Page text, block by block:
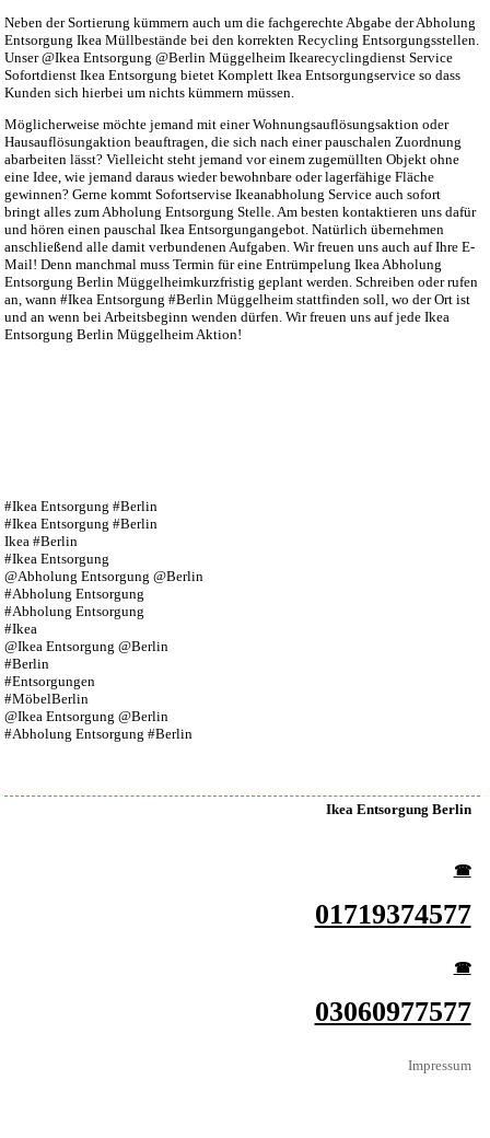
Neben der Sortierung kümmern auch um die fachgerechte Abgabe der Abholung
Entsorgung Ikea Müllbestände bei den korrekten Recycling Entsorgungsstellen.
Unser @Ikea Entsorgung @Berlin Müggelheim Ikearecyclingdienst Service
Sofortdienst Ikea Entsorgung bietet Komplett Ikea Entsorgungservice so dass
Kunden sich hierbei um nichts kümmern müssen.
Möglicherweise möchte jemand mit einer Wohnungsauflösungsaktion oder
Hausauflösungaktion beauftragen, die sich nach einer pauschalen Zuordnung
abarbeiten lässt? Vielleicht steht jemand vor einem zugemüllten Objekt ohne
eine Idee, wie jemand daraus wieder bewohnbare oder lagerfähige Fläche
gewinnen? Gerne kommt Sofortservise Ikeanabholung Service auch sofort
bringt alles zum Abholung Entsorgung Stelle. Am besten kontaktieren uns dafür
und hören einen pauschal Ikea Entsorgungangebot. Natürlich übernehmen
anschließend alle damit verbundenen Aufgaben. Wir freuen uns auch auf Ihre E-
Mail! Denn manchmal muss Termin für eine Entrümpelung Ikea Abholung
Entsorgung Berlin Müggelheimkurzfristig geplant werden. Schreiben oder rufen
an, wann #Ikea Entsorgung #Berlin Müggelheim stattfinden soll, wo der Ort ist
und an wenn bei Arbeitsbeginn wenden dürfen. Wir freuen uns auf jede Ikea
Entsorgung Berlin Müggelheim Aktion!
#Ikea Entsorgung #Berlin
#Ikea Entsorgung #Berlin
Ikea #Berlin
#Ikea Entsorgung
@Abholung Entsorgung @Berlin
#Abholung Entsorgung
#Abholung Entsorgung
#Ikea
@Ikea Entsorgung @Berlin
#Berlin
#Entsorgungen
#MöbelBerlin
@Ikea Entsorgung @Berlin
#Abholung Entsorgung #Berlin
Ikea Entsorgung Berlin
☎︎
01719374577
☎︎
03060977577
Impressum